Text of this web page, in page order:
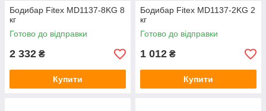
Бодибар Fitex MD1137-8KG 8
кг
Готово до відправки
2 332 ₴
Купити
Бодибар Fitex MD1137-2KG 2
кг
Готово до відправки
1 012 ₴
Купити